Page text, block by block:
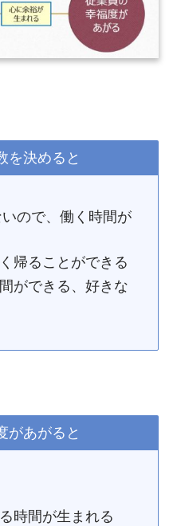
を決めると
ので、働く時間が
帰ることができる
ができる、好きな
があがると
時間が生まれる